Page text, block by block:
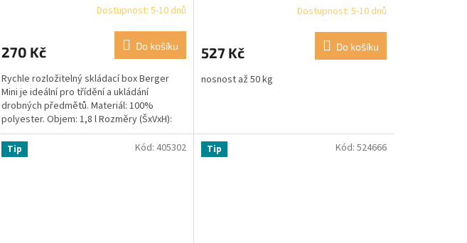
Dostupnost: 5-10 dnů
270 Kč Do košíku
Rychle rozložitelný skládací box Berger
Mini je ideální pro třídění a ukládání
drobných předmětů. Materiál: 100%
polyester. Objem: 1,8 l Rozměry (ŠxVxH):
16,5 x 14 x 12,5 cm...
Dostupnost: 5-10 dnů
527 Kč Do košíku
nosnost až 50 kg
Tip Kód: 405302 Tip Kód: 524666